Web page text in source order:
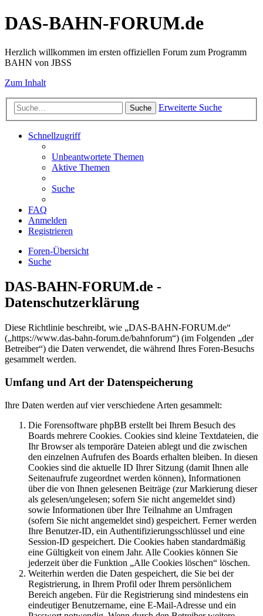
DAS-BAHN-FORUM.de
Herzlich willkommen im ersten offiziellen Forum zum Programm
BAHN von JBSS
Zum Inhalt
Suche Erweiterte Suche
Schnellzugriff
Unbeantwortete Themen
Aktive Themen
Suche
FAQ
Anmelden
Registrieren
Foren-Übersicht
Suche
DAS-BAHN-FORUM.de -
Datenschutzerklärung
Diese Richtlinie beschreibt, wie „DAS-BAHN-FORUM.de“
(„https://www.das-bahn-forum.de/bahnforum“) (im Folgenden „der
Betreiber“) die Daten verwendet, die während Ihres Foren-Besuchs
gesammelt werden.
Umfang und Art der Datenspeicherung
Ihre Daten werden auf vier verschiedene Arten gesammelt:
Die Forensoftware phpBB erstellt bei Ihrem Besuch des
Boards mehrere Cookies. Cookies sind kleine Textdateien, die
Ihr Browser als temporäre Dateien ablegt und die zwischen
den einzelnen Aufrufen des Boards erhalten bleiben. In diesen
Cookies sind die aktuelle ID Ihrer Sitzung (damit Ihnen alle
Seitenaufrufe zugeordnet werden können), Informationen
über die von Ihnen gelesenen Beiträge (zur Markierung dieser
als gelesen/ungelesen; sofern Sie nicht angemeldet sind)
sowie Informationen über Ihre Teilnahme an Umfragen
(sofern Sie nicht angemeldet sind) gespeichert. Ferner werden
Ihre Benutzer-ID, ein Authentifizierungsschlüssel und eine
Session-ID gespeichert. Die Cookies haben standardmäßig
eine Gültigkeit von einem Jahr. Alle Cookies können Sie
jederzeit über die Funktion „Alle Cookies löschen“ löschen.
Weiterhin werden die Daten gespeichert, die Sie bei der
Registrierung, in Ihrem Profil oder Ihrem persönlichem
Bereich angeben. Für die Registrierung sind mindestens ein
eindeutiger Benutzername, eine E-Mail-Adresse und ein